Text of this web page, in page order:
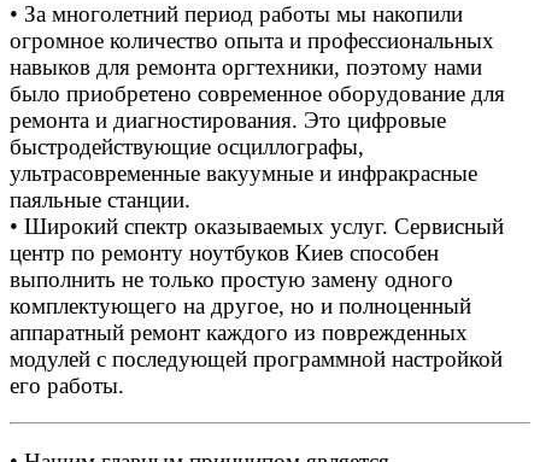
• За многолетний период работы мы накопили
огромное количество опыта и профессиональных
навыков для ремонта оргтехники, поэтому нами
было приобретено современное оборудование для
ремонта и диагностирования. Это цифровые
быстродействующие осциллографы,
ультрасовременные вакуумные и инфракрасные
паяльные станции.
• Широкий спектр оказываемых услуг. Сервисный
центр по ремонту ноутбуков Киев способен
выполнить не только простую замену одного
комплектующего на другое, но и полноценный
аппаратный ремонт каждого из поврежденных
модулей с последующей программной настройкой
его работы.